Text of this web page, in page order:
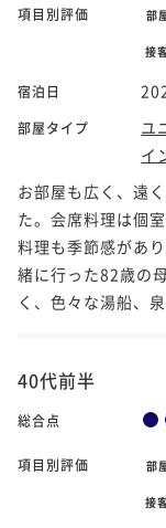
項目別評価 部
接
宿泊日
部屋タイプ
ユ
イ
お部屋も広く、遠
た。会席料理は個
料理も季節感があ
緒に行った82歳の
く、色々な湯船、
40代前半
総合点
項目別評価 部
接